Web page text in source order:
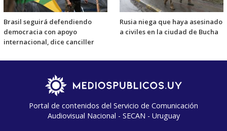
Brasil seguirá defendiendo
democracia con apoyo
internacional, dice canciller
Rusia niega que haya asesinado
a civiles en la ciudad de Bucha
Portal de contenidos del Servicio de Comunicación
Audiovisual Nacional - SECAN - Uruguay